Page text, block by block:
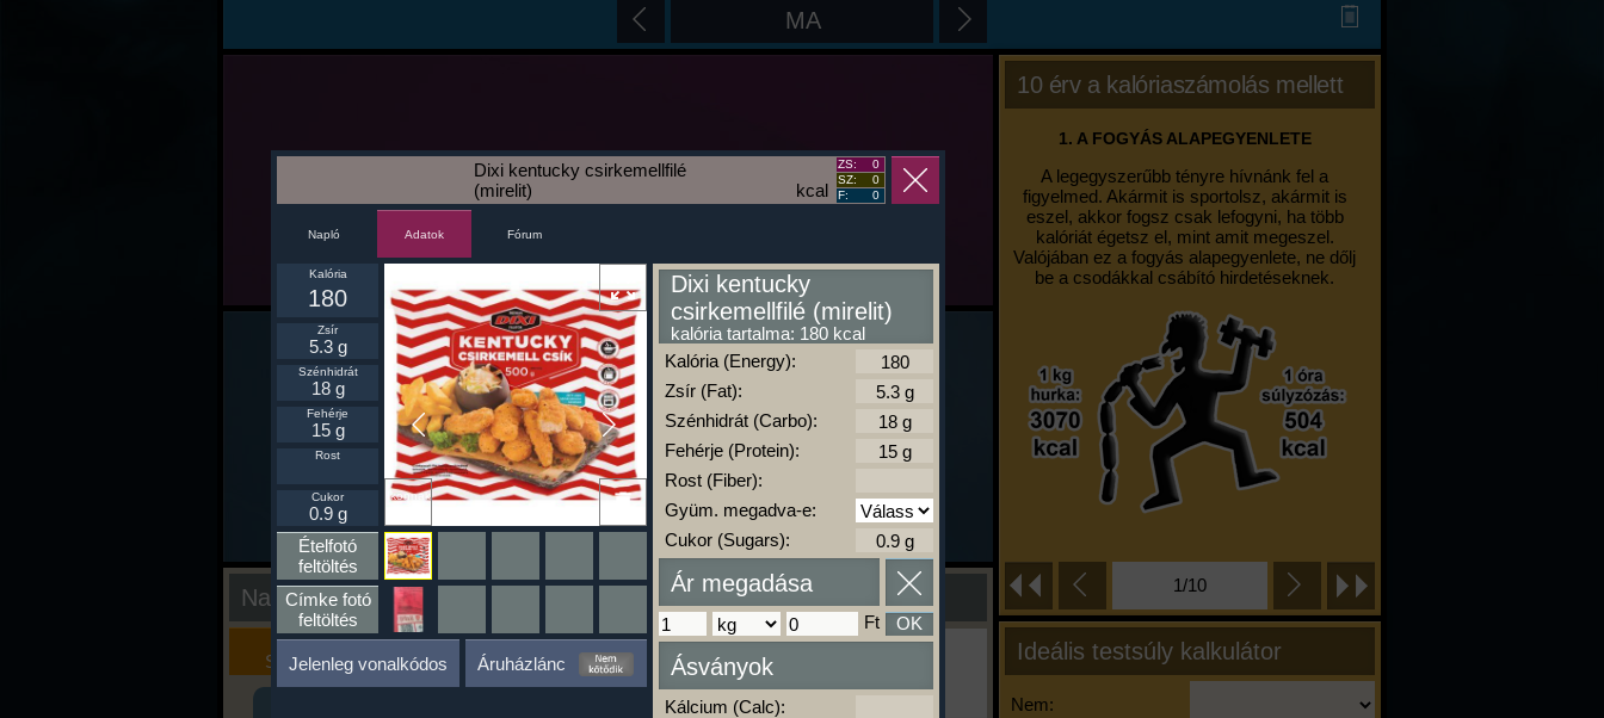
MA
10 érv a kalóriaszámolás mellett
1. A FOGYÁS ALAPEGYENLETE
A legegyszerűbb tényre hívnánk fel a
figyelmed. Akármit is sportolsz, akármit is
eszel, akkor fogsz csak lefogyni, ha több
kalóriát égetsz el, mint amit megeszel.
Valójában ez a fogyás alapegyenlete, ne dőlj
be a csodákkal csábító hirdetéseknek.
1/10
Ideális testsúly kalkulátor
Nem:
Nap kiértékelése
Kalória
Szimulátor
Szöveges
Értékelés
Ha ma már nem eszel/sportolsz többet,
kattints a kiértékelésre!
A Kalória Szimulátor Prémium funkció.
kcal
Dixi kentucky csirkemellfilé
(mirelit)
ZS:
0
SZ:
0
F:
0
Napló Adatok Fórum
Ikonnak
Kalória
180
Zsír
5.3 g
Szénhidrát
18 g
Fehérje
15 g
Rost
Cukor
0.9 g
Ételfotó
feltöltés
Címke fotó
feltöltés
Jelenleg vonalkódos Áruházlánc
Dixi kentucky
csirkemellfilé (mirelit)
kalória tartalma: 180 kcal
Kalória (Energy):
Zsír (Fat):
Szénhidrát (Carbo):
Fehérje (Protein):
Rost (Fiber):
Gyüm. megadva-e:
Cukor (Sugars):
Ár megadása
Ft OK
Ásványok
Kálcium (Calc):